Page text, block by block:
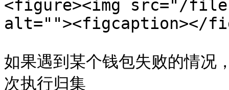
<figure><img src="/files/
alt=""><figcaption></
如果遇到某个钱包失败的情
次执行归集